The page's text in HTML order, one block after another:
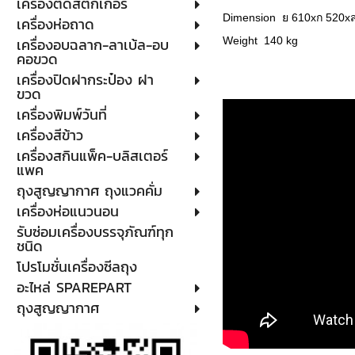
เครื่องห่อถาด
เครื่องอบฉลาก-ลาเบ้ล-อบ
คอขวด
เครื่องปิดฝากระป๋อง ฝา
ขวด
เครื่องพิมพ์วันที่
เครื่องสีข้าว
เครื่องสกินแพ็ค-บลิสเตอร์
แพค
ถุงสูญญากาศ ถุงแวคคั่ม
เครื่องห่อแนวนอน
รับซ่อมเครื่องบรรจุภัณฑ์ทุก
ชนิด
โปรโมชั่นเครื่องซีลถุง
อะไหล่ SPAREPART
ถุงสูญญากาศ
Dimension ย 610xก 520x
Weight 140 kg